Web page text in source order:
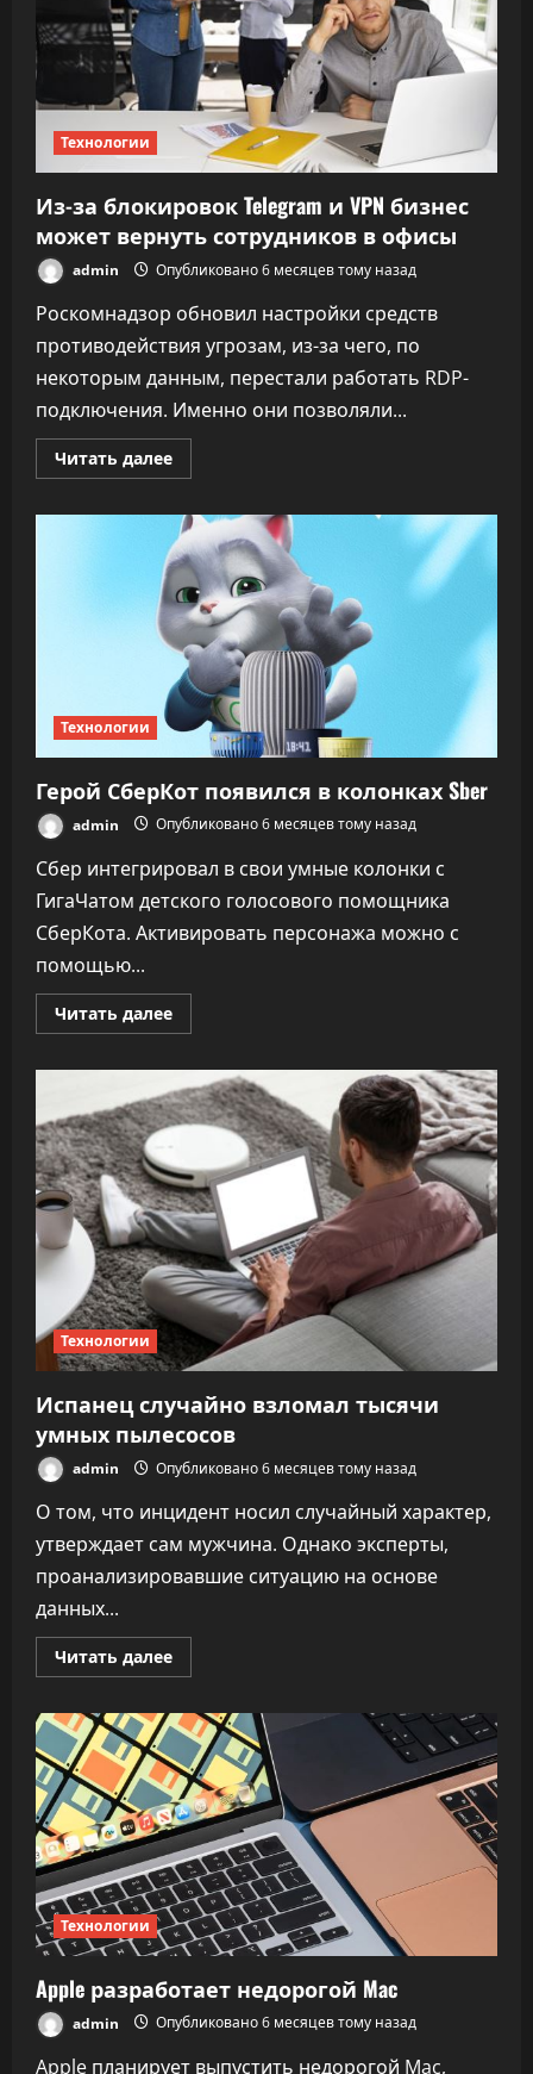
Технологии
Из-за блокировок Telegram и VPN бизнес
может вернуть сотрудников в офисы
admin Опубликовано 6 месяцев тому назад
Роскомнадзор обновил настройки средств
противодействия угрозам, из-за чего, по
некоторым данным, перестали работать RDP-
подключения. Именно они позволяли...
Читать далееПрочитать
больше
за
блокировок
Telegram
и
VPN
бизнес
может
вернуть
сотрудников
в
офисы
Технологии
Герой СберКот появился в колонках Sber
admin Опубликовано 6 месяцев тому назад
Сбер интегрировал в свои умные колонки с
ГигаЧатом детского голосового помощника
СберКота. Активировать персонажа можно с
помощью...
Читать далееПрочитать
больше
СберКот
появился
в
колонках
Технологии
Испанец случайно взломал тысячи
умных пылесосов
admin Опубликовано 6 месяцев тому назад
О том, что инцидент носил случайный характер,
утверждает сам мужчина. Однако эксперты,
проанализировавшие ситуацию на основе
данных...
Читать далееПрочитать
больше
случайно
взломал
тысячи
умных
пылесосов
Технологии
Apple разработает недорогой Mac
admin Опубликовано 6 месяцев тому назад
Apple планирует выпустить недорогой Mac,